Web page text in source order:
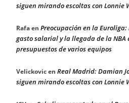
siguen mirando escoltas con Lonnie
Rafaen Preocupación en la
gasto salarial y la llegada de la
presupuestos de varios equipos
Velickovicen Real Madrid: Damian
siguen mirando escoltas con Lonnie